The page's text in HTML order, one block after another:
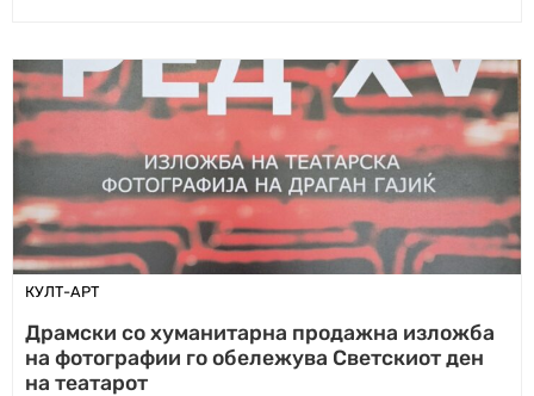
КУЛТ-АРТ
Драмски со хуманитарна продажна изложба
на фотографии го обележува Светскиот ден
на театарот